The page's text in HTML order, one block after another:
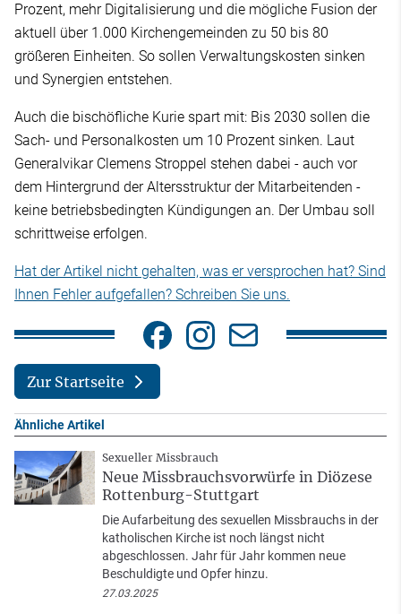
Prozent, mehr Digitalisierung und die mögliche Fusion der
aktuell über 1.000 Kirchengemeinden zu 50 bis 80
größeren Einheiten. So sollen Verwaltungskosten sinken
und Synergien entstehen.
Auch die bischöfliche Kurie spart mit: Bis 2030 sollen die
Sach- und Personalkosten um 10 Prozent sinken. Laut
Generalvikar Clemens Stroppel stehen dabei - auch vor
dem Hintergrund der Altersstruktur der Mitarbeitenden -
keine betriebsbedingten Kündigungen an. Der Umbau soll
schrittweise erfolgen.
Hat der Artikel nicht gehalten, was er versprochen hat? Sind
Ihnen Fehler aufgefallen? Schreiben Sie uns.
Zur Startseite
Ähnliche Artikel
Sexueller Missbrauch
Neue Missbrauchsvorwürfe in Diözese
Rottenburg-Stuttgart
Die Aufarbeitung des sexuellen Missbrauchs in der
katholischen Kirche ist noch längst nicht
abgeschlossen. Jahr für Jahr kommen neue
Beschuldigte und Opfer hinzu.
27.03.2025